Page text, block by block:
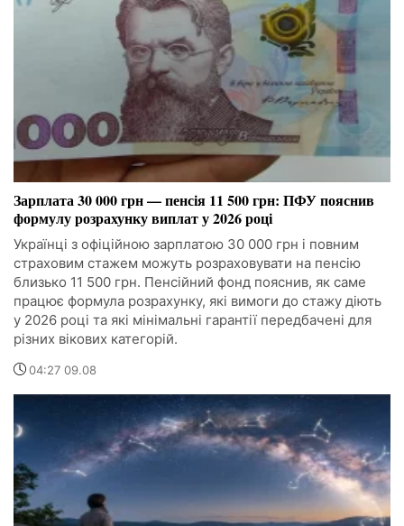
Зарплата 30 000 грн — пенсія 11 500 грн: ПФУ пояснив
формулу розрахунку виплат у 2026 році
Українці з офіційною зарплатою 30 000 грн і повним
страховим стажем можуть розраховувати на пенсію
близько 11 500 грн. Пенсійний фонд пояснив, як саме
працює формула розрахунку, які вимоги до стажу діють
у 2026 році та які мінімальні гарантії передбачені для
різних вікових категорій.
04:27 09.08